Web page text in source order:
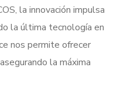
la innovación impulsa
la última tecnología en
nos permite ofrecer
la máxima